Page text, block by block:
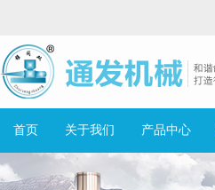
首页 关于我们 产品中心